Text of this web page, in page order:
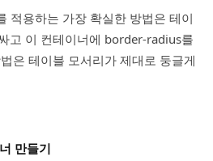
적용하는 가장 확실한 방법은 테이
고 이 컨테이너에 border-radius를
은 테이블 모서리가 제대로 둥글게
만들기